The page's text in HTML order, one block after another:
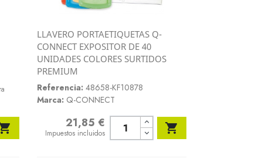
Vista rápida
LLAVERO PORTAETIQUETAS Q-
CONNECT EXPOSITOR DE 40
UNIDADES COLORES SURTIDOS
PREMIUM
Referencia: 48658-KF10878
Marca: Q-CONNECT
Precio21,85 €
Impuestos incluidos 